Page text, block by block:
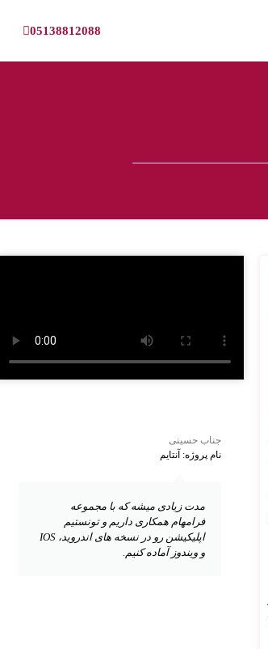
05138812088
مدت زیادی میشه که با مجموعه
فرامهام همکاری داریم و تونستیم
اپلیکیشن رو در نسخه های اندروید، IOS
و ویندوز آماده کنیم.
جناب حسینی
نام پروژه: آنتایم